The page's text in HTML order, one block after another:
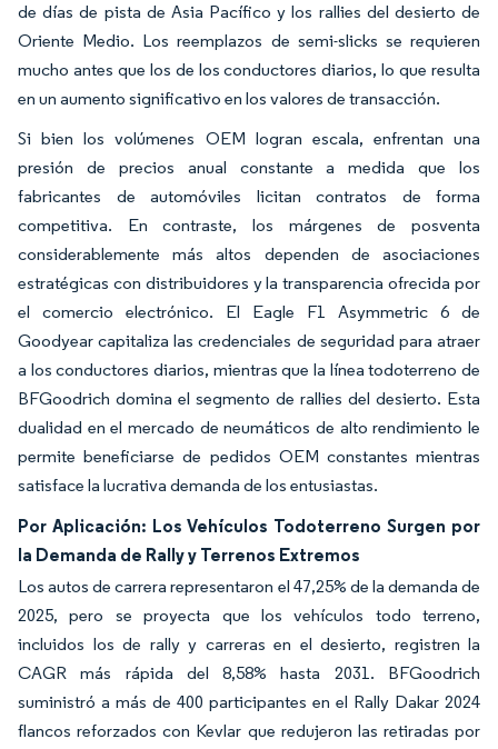
de días de pista de Asia Pacífico y los rallies del desierto de
Oriente Medio. Los reemplazos de semi-slicks se requieren
mucho antes que los de los conductores diarios, lo que resulta
en un aumento significativo en los valores de transacción.
Si bien los volúmenes OEM logran escala, enfrentan una
presión de precios anual constante a medida que los
fabricantes de automóviles licitan contratos de forma
competitiva. En contraste, los márgenes de posventa
considerablemente más altos dependen de asociaciones
estratégicas con distribuidores y la transparencia ofrecida por
el comercio electrónico. El Eagle F1 Asymmetric 6 de
Goodyear capitaliza las credenciales de seguridad para atraer
a los conductores diarios, mientras que la línea todoterreno de
BFGoodrich domina el segmento de rallies del desierto. Esta
dualidad en el mercado de neumáticos de alto rendimiento le
permite beneficiarse de pedidos OEM constantes mientras
satisface la lucrativa demanda de los entusiastas.
Por Aplicación: Los Vehículos Todoterreno Surgen por
la Demanda de Rally y Terrenos Extremos
Los autos de carrera representaron el 47,25% de la demanda de
2025, pero se proyecta que los vehículos todo terreno,
incluidos los de rally y carreras en el desierto, registren la
CAGR más rápida del 8,58% hasta 2031. BFGoodrich
suministró a más de 400 participantes en el Rally Dakar 2024
flancos reforzados con Kevlar que redujeron las retiradas por